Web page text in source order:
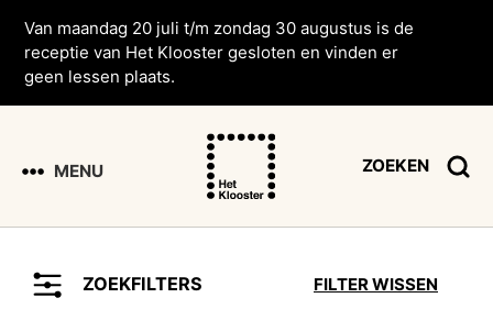
Van maandag 20 juli t/m zondag 30 augustus is de
receptie van Het Klooster gesloten en vinden er
geen lessen plaats.
MENU ZOEKEN
ZOEKFILTERS FILTER WISSEN